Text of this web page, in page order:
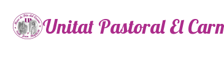
Unitat Pastoral El